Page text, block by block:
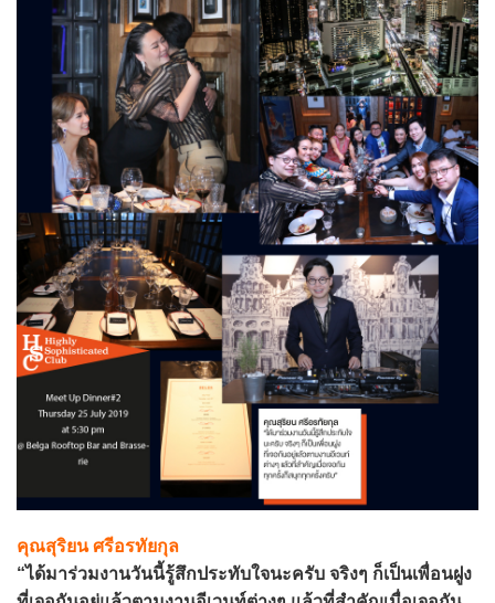
คุณสุริยน ศรีอรทัยกุล
“ได้มาร่วมงานวันนี้รู้สึกประทับใจนะครับ จริงๆ ก็เป็นเพื่อนฝูง